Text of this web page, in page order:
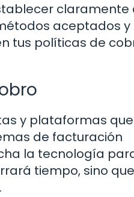
claramente
aceptados y
tus políticas de
y plataformas que
de facturación
la tecnología
tiempo, sino que